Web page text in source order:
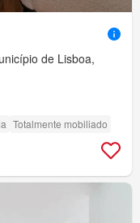
de Lisboa,
Totalmente mobiliado